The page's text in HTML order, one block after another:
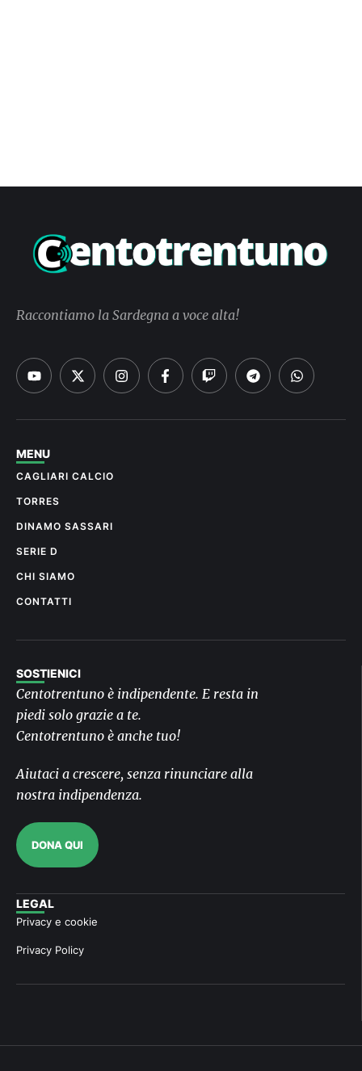
Raccontiamo la Sardegna a voce alta!
MENU
CAGLIARI CALCIO
TORRES
DINAMO SASSARI
SERIE D
CHI SIAMO
CONTATTI
SOSTIENICI
Centotrentuno è indipendente. E resta in
piedi solo grazie a te.
Centotrentuno è anche tuo!
Aiutaci a crescere, senza rinunciare alla
nostra indipendenza.
DONA QUI
LEGAL
Privacy e cookie
Privacy Policy